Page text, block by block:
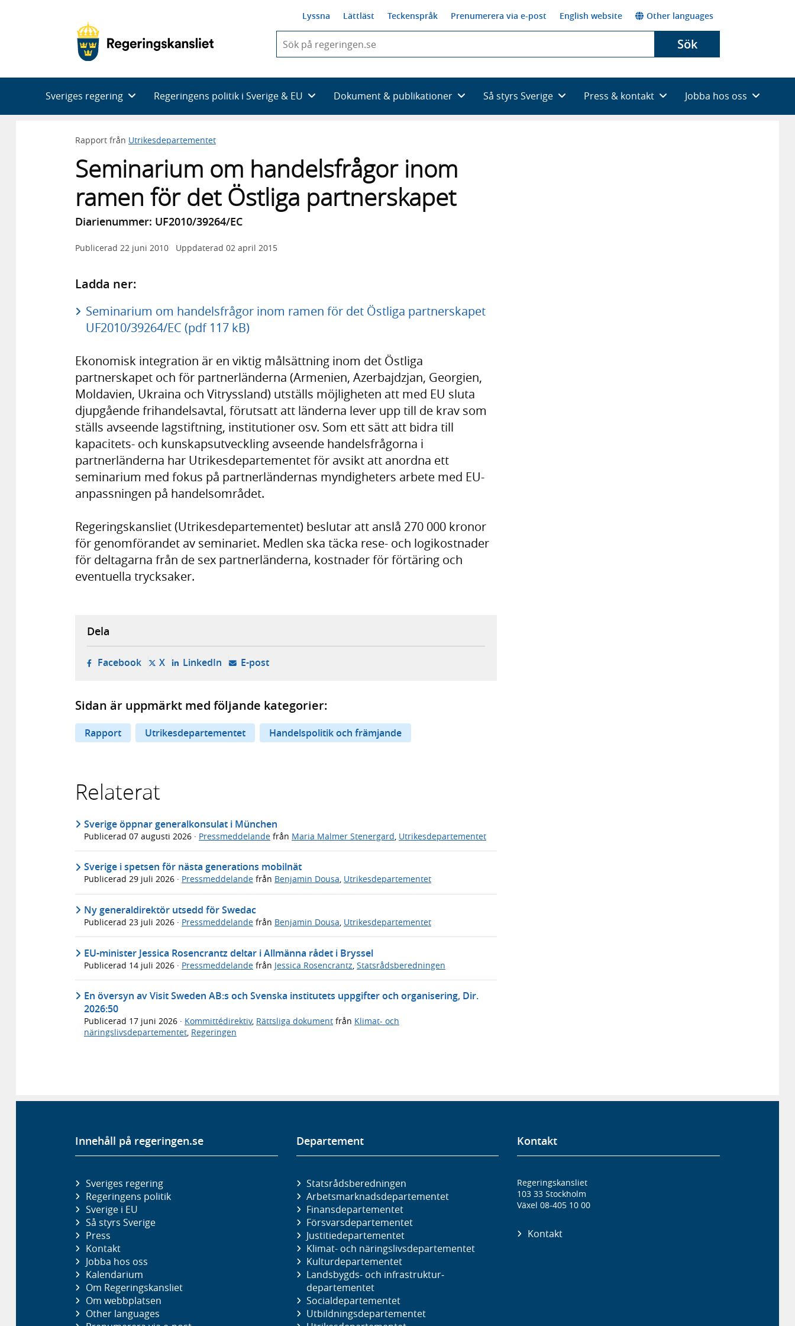
Lyssna Lättläst Teckenspråk Prenumerera via e-post English website Other languages
du
skriva
framträder
en
Sök
Sveriges regering Regeringens politik i Sverige & EU Dokument & publikationer Så styrs Sverige Press & kontakt Jobba hos oss
Rapport från Utrikesdepartementet
Seminarium om handelsfrågor inom
ramen för det Östliga partnerskapet
Diarienummer: UF2010/39264/EC
Publicerad 22 juni 2010 Uppdaterad 02 april 2015
Ladda ner:
Seminarium om handelsfrågor inom ramen för det Östliga partnerskapet
UF2010/39264/EC (pdf 117 kB)
Ekonomisk integration är en viktig målsättning inom det Östliga
partnerskapet och för partnerländerna (Armenien, Azerbajdzjan, Georgien,
Moldavien, Ukraina och Vitryssland) utställs möjligheten att med EU sluta
djupgående frihandelsavtal, förutsatt att länderna lever upp till de krav som
ställs avseende lagstiftning, institutioner osv. Som ett sätt att bidra till
kapacitets- och kunskapsutveckling avseende handelsfrågorna i
partnerländerna har Utrikesdepartementet för avsikt att anordna ett
seminarium med fokus på partnerländernas myndigheters arbete med EU-
anpassningen på handelsområdet.
Regeringskansliet (Utrikesdepartementet) beslutar att anslå 270 000 kronor
för genomförandet av seminariet. Medlen ska täcka rese- och logikostnader
för deltagarna från de sex partnerländerna, kostnader för förtäring och
eventuella trycksaker.
Dela
Facebook- öppnas i ny flik, extern webbplats,
X- öppnas i ny flik, extern webbplats,
LinkedIn- öppnas i ny flik, extern webbplats,
E-post- öppnar din e-postklient,
Sidan är uppmärkt med följande kategorier:
Rapport Utrikesdepartementet Handelspolitik och främjande
Relaterat
Sverige öppnar generalkonsulat i München
Publicerad 07 augusti 2026 · Pressmeddelande från Maria Malmer Stenergard Utrikesdepartementet
Sverige i spetsen för nästa generations mobilnät
Publicerad 29 juli 2026 · Pressmeddelande från Benjamin Dousa, Utrikesdepartementet
Ny generaldirektör utsedd för Swedac
Publicerad 23 juli 2026 · Pressmeddelande från Benjamin Dousa, Utrikesdepartementet
EU-minister Jessica Rosencrantz deltar i Allmänna rådet i Bryssel
Publicerad 14 juli 2026 · Pressmeddelande från Jessica Rosencrantz Statsrådsberedningen
En översyn av Visit Sweden AB:s och Svenska institutets uppgifter och organisering, Dir.
2026:50
Publicerad 17 juni 2026 · Kommittédirektiv, Rättsliga dokument från Klimat- och
näringslivsdepartementet, Regeringen
Innehåll på regeringen.se
Sveriges regering
Regeringens politik
Sverige i EU
Så styrs Sverige
Press
Kontakt
Jobba hos oss
Kalendarium
Om Regeringskansliet
Om webbplatsen
Other languages
Departement
Statsrådsberedningen
Arbetsmarknads­departementet
Finans­departementet
Försvars­departementet
Justitie­departementet
Klimat- och näringslivs­departementet
Kultur­departementet
Landsbygds- och infrastruktur­
departementet
Social­departementet
Utbildnings­departementet
Kontakt
Regeringskansliet
103 33 Stockholm
Växel 08-405 10 00
Kontakt